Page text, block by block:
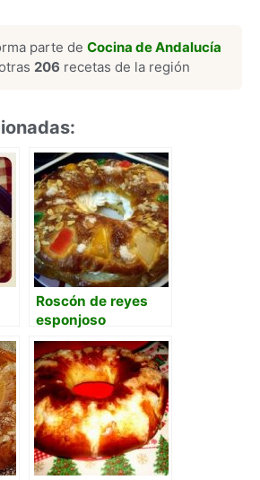
parte deCocina de Andalucía
206 recetas de la región
Roscón de reyes
esponjoso